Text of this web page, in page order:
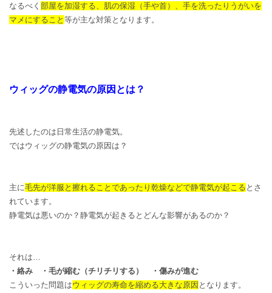
なるべく 部屋を加湿する、肌の保湿（手や首）、手を洗ったりうがいを
マメにすること 等が主な対策となります。
ウィッグの静電気の原因とは？
先述したのは日常生活の静電気。
ではウィッグの静電気の原因は？
主に毛先が洋服と擦れることであったり乾燥などで静電気が起こる とさ
れています。
静電気は悪いのか？静電気が起きるとどんな影響があるのか？
それは…
・絡み ・毛が縮む（チリチリする） ・傷みが進む
こういった問題はウィッグの寿命を縮める大きな原因 となります。